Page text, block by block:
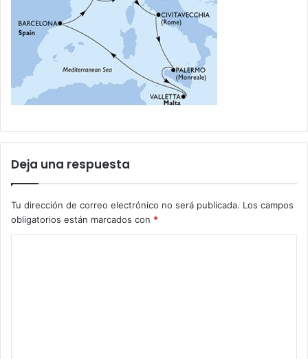
Deja una respuesta
Tu dirección de correo electrónico no será publicada. Los campos
obligatorios están marcados con *